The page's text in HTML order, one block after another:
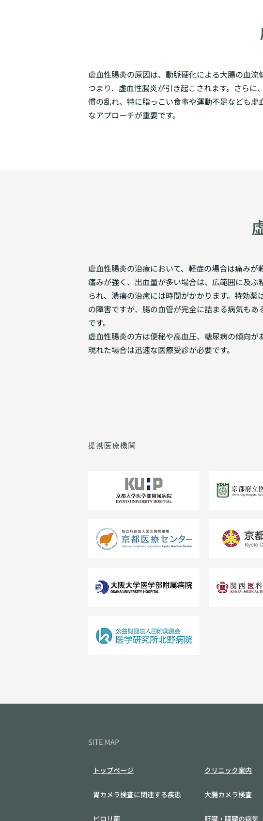
虚血性腸炎の原因は、動脈硬化による大腸の血
つまり、虚血性腸炎が引き起こされます。さら
慣の乱れ、特に脂っこい食事や運動不足なども
なアプローチが重要です。
虚血性腸炎の治療において、軽症の場合は痛みが
痛みが強く、出血量が多い場合は、広範囲に及
られ、潰瘍の治癒には時間がかかります。特効
の障害ですが、腸の血管が完全に詰まる病気も
です。
虚血性腸炎の方は便秘や高血圧、糖尿病の傾向
現れた場合は迅速な医療受診が必要です。
提携医療機関
SITE MAP
トップページ
胃カメラ検査に関連する疾患
ピロリ菌
クリニック案内
大腸カメラ検査
肝臓・膵臓の病気